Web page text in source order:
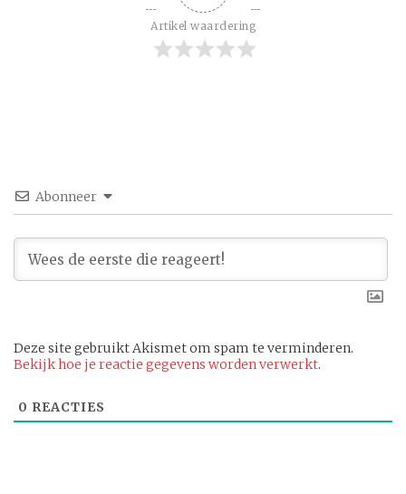
Artikel waardering
Abonneer
Deze site gebruikt Akismet om spam te verminderen.
Bekijk hoe je reactie gegevens worden verwerkt.
0 REACTIES